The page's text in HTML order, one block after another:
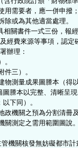
需要者，應一併申撥
或為其他適當處理。
相關書件一式三份，報
費來源等事項，認定
理：
三）。
測量成果圖謄本（得
謄本以完整、清晰呈現
下同）。
機關之預為分割清冊
關測定之需用範圍圖說
關核發無妨礙都市計